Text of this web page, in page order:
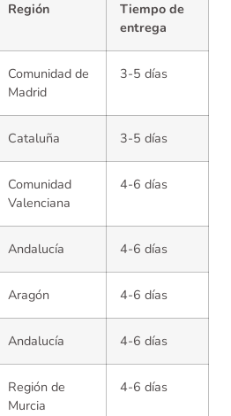
Región
Tiempo de
entrega
Comunidad de
Madrid
3-5 días
Cataluña 3-5 días
Comunidad
Valenciana
4-6 días
Andalucía 4-6 días
Aragón 4-6 días
Andalucía 4-6 días
Región de
Murcia
4-6 días